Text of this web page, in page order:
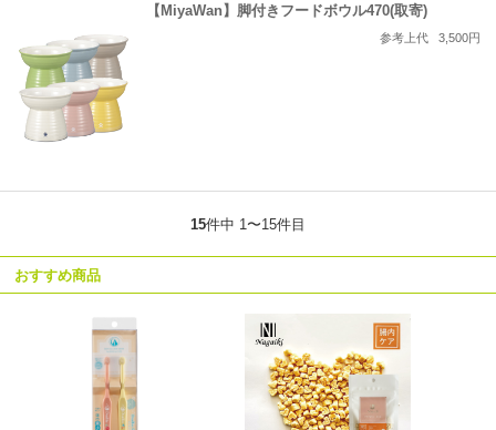
【MiyaWan】脚付きフードボウル470(取寄)
参考上代 3,500円
15件中 1〜15件目
おすすめ商品